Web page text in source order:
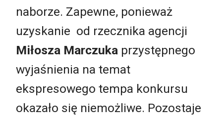
naborze. Zapewne, ponieważ
uzyskanie od rzecznika agencji
Miłosza Marczuka przystępnego
wyjaśnienia na temat
ekspresowego tempa konkursu
okazało się niemożliwe. Pozostaje